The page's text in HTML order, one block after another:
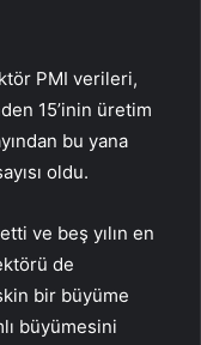
PMI verileri,
15’inin üretim
bu yana
oldu.
ve beş yılın en
de
bir büyüme
büyümesini